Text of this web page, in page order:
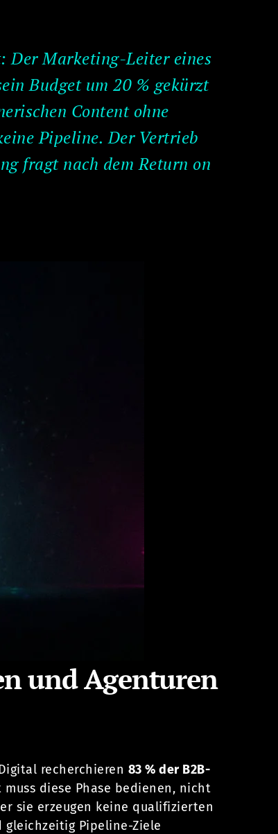
Der Marketing-Leiter eines
Budget um 20 % gekürzt
Content ohne
Pipeline. Der Vertrieb
fragt nach dem Return on
und Agenturen
recherchieren 83 % der B2B-
diese Phase bedienen, nicht
sie erzeugen keine qualifizierten
gleichzeitig Pipeline-Ziele